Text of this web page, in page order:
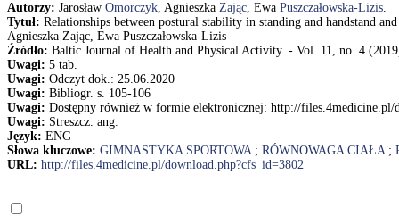
Autorzy: Jarosław Omorczyk, Agnieszka Zając, Ewa Puszczałowska-Lizis.
Tytuł: Relationships between postural stability in standing and handstand
Agnieszka Zając, Ewa Puszczałowska-Lizis
Źródło: Baltic Journal of Health and Physical Activity. - Vol. 11, no. 4
Uwagi: 5 tab.
Uwagi: Odczyt dok.: 25.06.2020
Uwagi: Bibliogr. s. 105-106
Uwagi: Dostępny również w formie elektronicznej: http://files.4medicine.pl/
Uwagi: Streszcz. ang.
Język: ENG
Słowa kluczowe: GIMNASTYKA SPORTOWA; RÓWNOWAGA CIAŁA;
URL: http://files.4medicine.pl/download.php?cfs_id=3802